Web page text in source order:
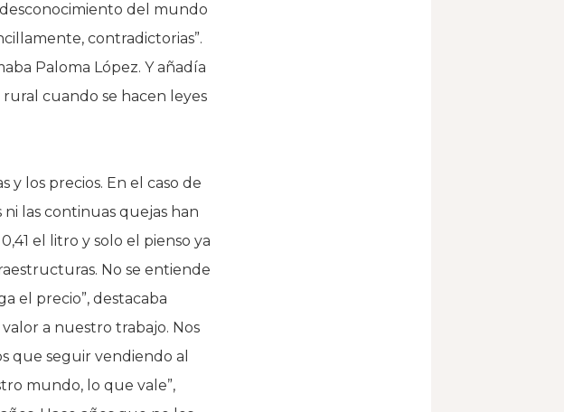
desconocimiento del mundo
contradictorias”.
Paloma López. Y añadía
rural cuando se hacen leyes
y los precios. En el caso de
ni las continuas quejas han
el litro y solo el pienso ya
No se entiende
el precio”, destacaba
a nuestro trabajo. Nos
que seguir vendiendo al
mundo, lo que vale”,